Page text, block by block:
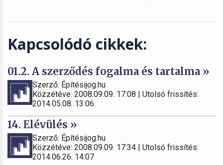
Kapcsolódó cikkek:
01.2. A szerződés fogalma és tartalma »
Szerző: Építésijog.hu
Közzétéve: 2008.09.09. 17:08 | Utolsó frissítés:
2014.05.08. 13:06
14. Elévülés »
Szerző: Építésijog.hu
Közzétéve: 2008.09.09. 17:34 | Utolsó frissítés:
2014.06.26. 14:07